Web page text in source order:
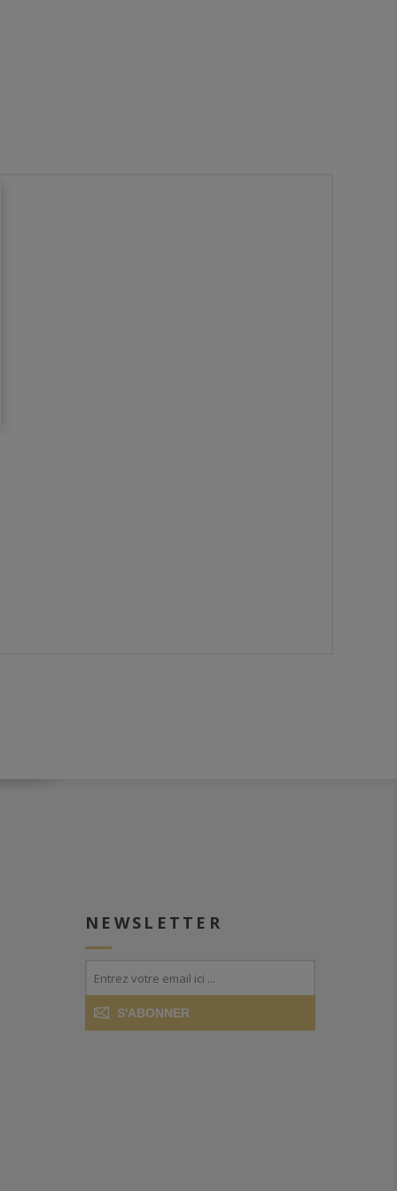
NEWSLETTER
S'ABONNER